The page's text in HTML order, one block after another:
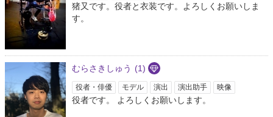
猪又です。役者と衣装です。よろしくお願いしま
す。
むらさきしゅう (1)
役者・俳優 モデル 演出 演出助手 映像
役者です。 よろしくお願いします。